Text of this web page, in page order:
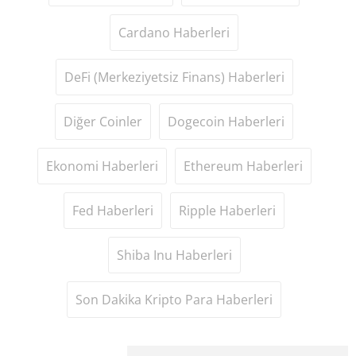
Cardano Haberleri
DeFi (Merkeziyetsiz Finans) Haberleri
Diğer Coinler Dogecoin Haberleri
Ekonomi Haberleri Ethereum Haberleri
Fed Haberleri Ripple Haberleri
Shiba Inu Haberleri
Son Dakika Kripto Para Haberleri